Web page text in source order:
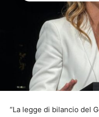
“La legge di bilancio del